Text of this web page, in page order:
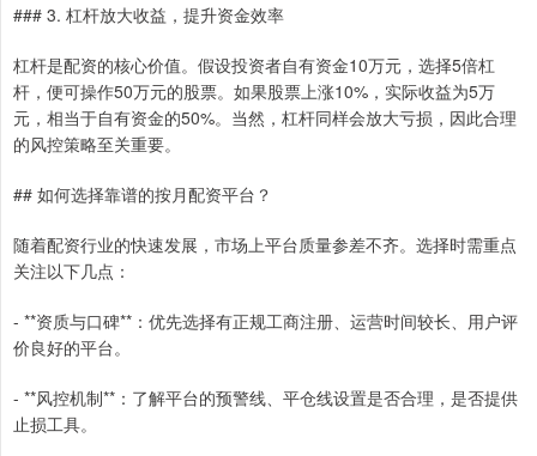
### 3. 杠杆放大收益，提升资金效率
杠杆是配资的核心价值。假设投资者自有资金10万元，选择5倍杠
杆，便可操作50万元的股票。如果股票上涨10%，实际收益为5万
元，相当于自有资金的50%。当然，杠杆同样会放大亏损，因此合理
的风控策略至关重要。
## 如何选择靠谱的按月配资平台？
随着配资行业的快速发展，市场上平台质量参差不齐。选择时需重点
关注以下几点：
- **资质与口碑**：优先选择有正规工商注册、运营时间较长、用户评
价良好的平台。
- **风控机制**：了解平台的预警线、平仓线设置是否合理，是否提供
止损工具。